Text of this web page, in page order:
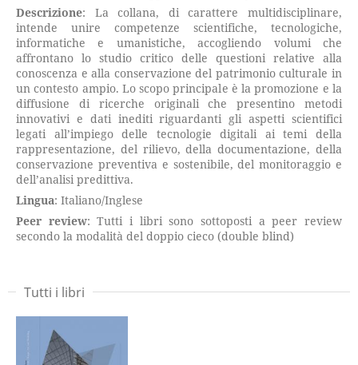
Descrizione: La collana, di carattere multidisciplinare,
intende unire competenze scientifiche, tecnologiche,
informatiche e umanistiche, accogliendo volumi che
affrontano lo studio critico delle questioni relative alla
conoscenza e alla conservazione del patrimonio culturale in
un contesto ampio. Lo scopo principale è la promozione e la
diffusione di ricerche originali che presentino metodi
innovativi e dati inediti riguardanti gli aspetti scientifici
legati all’impiego delle tecnologie digitali ai temi della
rappresentazione, del rilievo, della documentazione, della
conservazione preventiva e sostenibile, del monitoraggio e
dell’analisi predittiva.
Lingua: Italiano/Inglese
Peer review: Tutti i libri sono sottoposti a peer review
secondo la modalità del doppio cieco (double blind)
Tutti i libri